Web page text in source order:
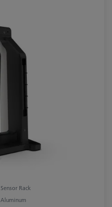
Sensor Rack
Aluminum